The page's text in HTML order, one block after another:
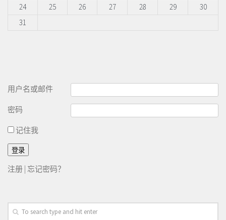
24
25 26 27 28 29
30
31
用户名或邮件
密码
记住我
注册 | 忘记密码？